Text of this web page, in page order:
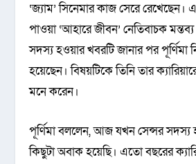
‘জ্যাম’ সিনেমার কাজ সেরে রেখেছেন।
পাওয়া ‘আহারে জীবন’ নেতিবাচক
সদস্য হওয়ার খবরটি জানার পর পূর্ণিমা
হয়েছেন। বিষয়টিকে তিনি তার
মনে করেন।
পূর্ণিমা বললেন, আজ যখন সেন্সর সদস্য
কিছুটা অবাক হয়েছি। এতো বছরের